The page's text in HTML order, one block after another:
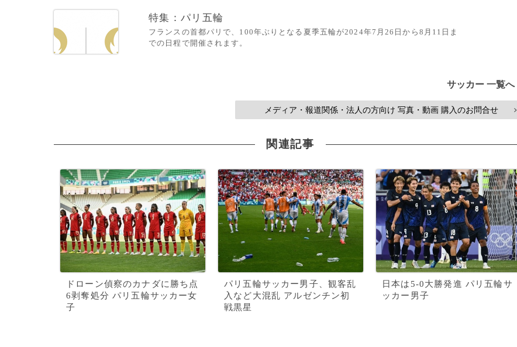
特集：パリ五輪
フランスの首都パリで、100年ぶりとなる夏季五輪が2024年7月26日から8月11日ま
での日程で開催されます。
サッカー 一覧へ
メディア・報道関係・法人の方向け 写真・動画 購入のお問合せ >
関連記事
ドローン偵察のカナダに勝ち点
6剥奪処分 パリ五輪サッカー女
子
パリ五輪サッカー男子、観客乱
入など大混乱 アルゼンチン初
戦黒星
日本は5-0大勝発進 パリ五輪サ
ッカー男子